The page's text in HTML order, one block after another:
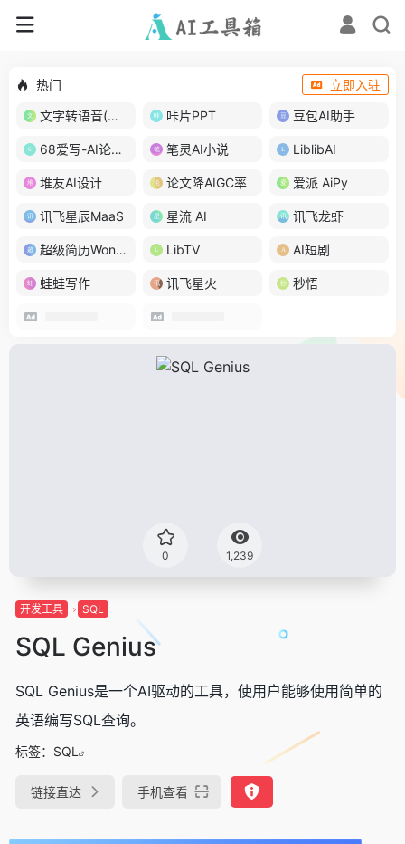
热门
立即入驻
文字转语音(琅琅配音)
咔片PPT 豆包AI助手
68爱写-AI论文写作 笔灵AI小说 LiblibAI
堆友AI设计 论文降AIGC率 爱派 AiPy
讯飞星辰MaaS 星流 AI 讯飞龙虾
超级简历WonderCV LibTV AI短剧
蛙蛙写作 讯飞星火 秒悟
0 1,239
开发工具 SQL
SQL Genius
SQL Genius是一个AI驱动的工具，使用户能够使用简单的
英语编写SQL查询。
标签： SQL
链接直达 手机查看